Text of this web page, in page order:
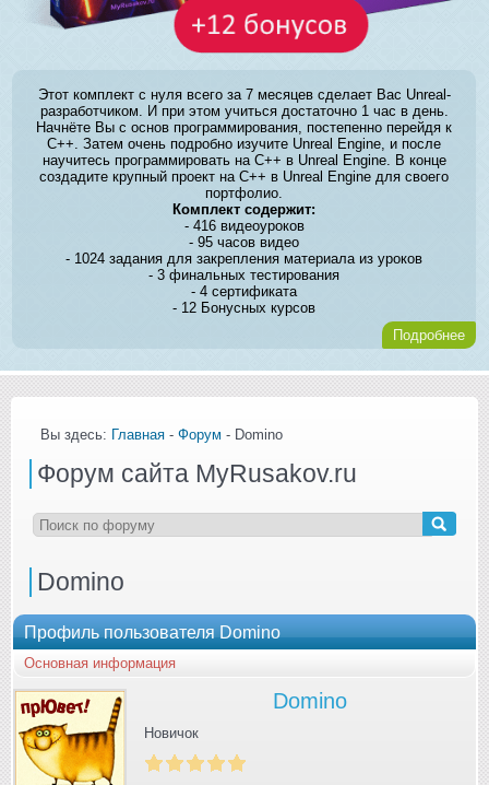
Этот комплект с нуля всего за 7 месяцев сделает Вас Unreal-
разработчиком. И при этом учиться достаточно 1 час в день.
Начнёте Вы с основ программирования, постепенно перейдя к
C++. Затем очень подробно изучите Unreal Engine, и после
научитесь программировать на C++ в Unreal Engine. В конце
создадите крупный проект на C++ в Unreal Engine для своего
портфолио.
Комплект содержит:
- 416 видеоуроков
- 95 часов видео
- 1024 задания для закрепления материала из уроков
- 3 финальных тестирования
- 4 сертификата
- 12 Бонусных курсов
Подробнее
Вы здесь: Главная - Форум - Domino
Форум сайта MyRusakov.ru
Domino
Профиль пользователя Domino
Основная информация
Domino
Новичок